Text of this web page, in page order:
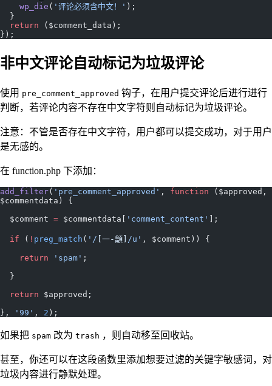
    wp_die
( '评论必须含中文！' );
  }
  return
($comment_data);
});
非中文评论自动标记为垃圾评论
使用 pre_comment_approved 钩子，在用户提交评论后进行进行
判断，若评论内容不存在中文字符则自动标记为垃圾评论。
注意：不管是否存在中文字符，用户都可以提交成功，对于用户
是无感的。
在 function.php 下添加：
add_filter( 'pre_comment_approved' , function ($approved,
$commentdata) {
  $comment
= $commentdata[ 'comment_content' ];
  if
( ! preg_match ( '/ [一-龥] /u' , $comment)) {
    return
'spam' ;
  }
  return
$approved;
},
'99' , 2 );
如果把 spam 改为 trash ，则自动移至回收站。
甚至，你还可以在这段函数里添加想要过滤的关键字敏感词，对
垃圾内容进行静默处理。